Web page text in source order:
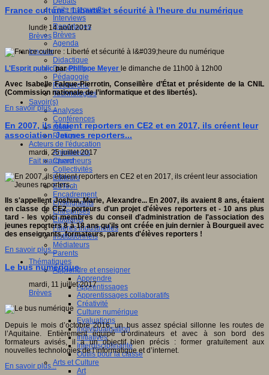
Faits marquants
Interviews
Reportages
Brèves
Agenda
Innover
Didactique
Dispositifs
Pédagogie
Recherche
Technologies
Savoir(s)
Analyses
Conférences
Outils
Pratiques
Acteurs de l'éducation
Animateurs
Chercheurs
Collectivités
Editeurs
EdTech
Encadrement
Enseignants
Entreprises
Etudiants
Filières industrielles
Institutionnels
Médiateurs
Parents
Thématiques
Apprendre et enseigner
Apprendre
Apprentissages
Apprentissages collaboratifs
Créativité
Culture numérique
Evaluations
Individualisation
Initiatives
Interdisciplinarité
Outils pour la classe
Arts et Culture
Art
France culture : Liberté et sécurité à l'heure du numérique
lundi, 14 août 2017
Brèves
L'Esprit publicparPhilippe Meyer le dimanche de 11h00 à 12h00
Avec Isabelle Falque-Pierrotin, Conseillère d’État et présidente de la CNIL
(Commission nationale de l’informatique et des libertés).
En savoir plus...
En 2007, ils étaient reporters en CE2 et en 2017, ils créent leur
association Jeunes reporters...
mardi, 25 juillet 2017
Fait marquant
Ils s'appellent Joshua, Marie, Alexandre... En 2007, ils avaient 8 ans, étaient
en classe de CE2 porteurs d'un projet d'élèves reporters et - 10 ans plus
tard - les voici membres du conseil d'administration de l'association des
jeunes reporters 8 à 18 ans qu'ils ont créée en juin dernier à Bourgueil avec
des enseignants, formateurs, parents d'élèves reporters !
En savoir plus...
Le bus numérique
mardi, 11 juillet 2017
Brèves
Depuis le mois d’octobre 2016, un bus assez spécial sillonne les routes de
l’Aquitaine. Entièrement équipé d’ordinateurs et avec à son bord des
formateurs avisés, il a un objectif bien précis : former gratuitement aux
nouvelles technologies de l’informatique et d’internet.
En savoir plus...